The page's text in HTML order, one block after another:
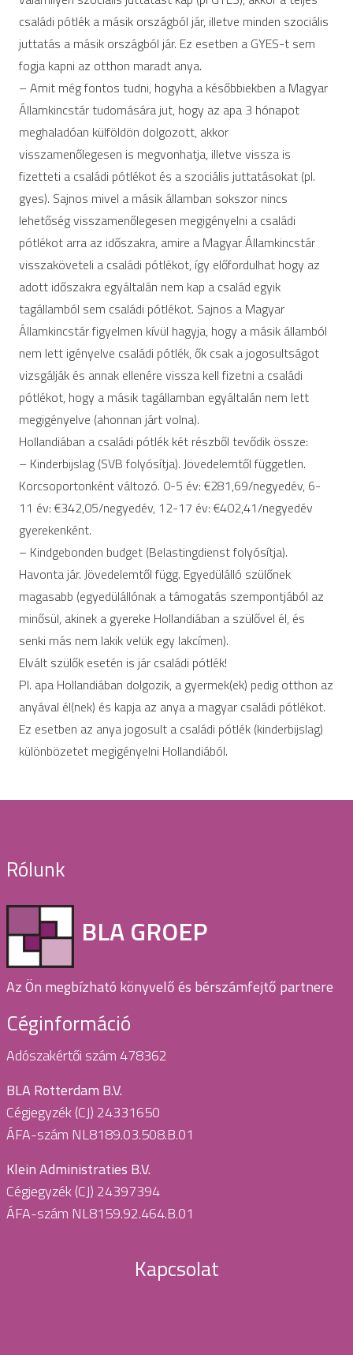
családi pótlék a másik országból jár, illetve minden szociális
juttatás a másik országból jár. Ez esetben a GYES-t sem
fogja kapni az otthon maradt anya.
– Amit még fontos tudni, hogyha a későbbiekben a Magyar
Államkincstár tudomására jut, hogy az apa 3 hónapot
meghaladóan külföldön dolgozott, akkor
visszamenőlegesen is megvonhatja, illetve vissza is
fizetteti a családi pótlékot és a szociális juttatásokat (pl.
gyes). Sajnos mivel a másik államban sokszor nincs
lehetőség visszamenőlegesen megigényelni a családi
pótlékot arra az időszakra, amire a Magyar Államkincstár
visszaköveteli a családi pótlékot, így előfordulhat hogy az
adott időszakra egyáltalán nem kap a család egyik
tagállamból sem családi pótlékot. Sajnos a Magyar
Államkincstár figyelmen kívül hagyja, hogy a másik államból
nem lett igényelve családi pótlék, ők csak a jogosultságot
vizsgálják és annak ellenére vissza kell fizetni a családi
pótlékot, hogy a másik tagállamban egyáltalán nem lett
megigényelve (ahonnan járt volna).
Hollandiában a családi pótlék két részből tevődik össze:
– Kinderbijslag (SVB folyósítja). Jövedelemtől független.
Korcsoportonként változó. 0-5 év: €281,69/negyedév, 6-
11 év: €342,05/negyedév, 12-17 év: €402,41/negyedév
gyerekenként.
– Kindgebonden budget (Belastingdienst folyósítja).
Havonta jár. Jövedelemtől függ. Egyedülálló szülőnek
magasabb (egyedülállónak a támogatás szempontjából az
minősül, akinek a gyereke Hollandiában a szülővel él, és
senki más nem lakik velük egy lakcímen).
Elvált szülők esetén is jár családi pótlék!
Pl. apa Hollandiában dolgozik, a gyermek(ek) pedig otthon az
anyával él(nek) és kapja az anya a magyar családi pótlékot.
Ez esetben az anya jogosult a családi pótlék (kinderbijslag)
különbözetet megigényelni Hollandiából.
Rólunk
BLA GROEP
Az Ön megbízható könyvelő és bérszámfejtő partnere
Céginformáció
Adószakértői szám 478362
BLA Rotterdam B.V.
Cégjegyzék (CJ) 24331650
ÁFA-szám NL8189.03.508.B.01
Klein Administraties B.V.
Cégjegyzék (CJ) 24397394
ÁFA-szám NL8159.92.464.B.01
Kapcsolat